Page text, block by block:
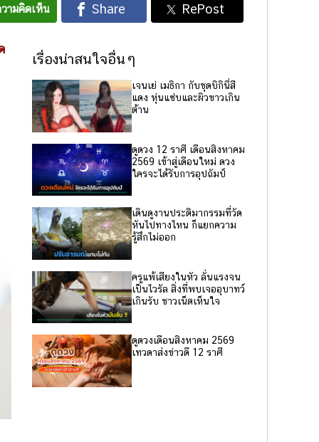
ามคิดเห็น
เรื่องน่าสนใจอื่นๆ
เจนเย่ เมธิกา กับชุดบิกินี่สี
แดง หุ่นแซ่บและผิวขาวเกิน
ต้าน
ดูดวง 12 ราศี เดือนสิงหาคม
2569 เข้าสู่เดือนใหม่ ดวง
ใครจะได้รับการอุปถัมป์
เดินดูงานประติมากรรมที่วัด
หันไปทางไหน ก็แยกความ
รู้สึกไม่ออก
ครูแพ้เสียงในหัว ลั่นแรงจน
เป็นไวรัล สิ่งที่พบเจออุบาทว์
เกินรับ ชาวเน็ตเห็นใจ
ดูดวงเดือนสิงหาคม 2569
เทวดาส่งข่าวดี 12 ราศี